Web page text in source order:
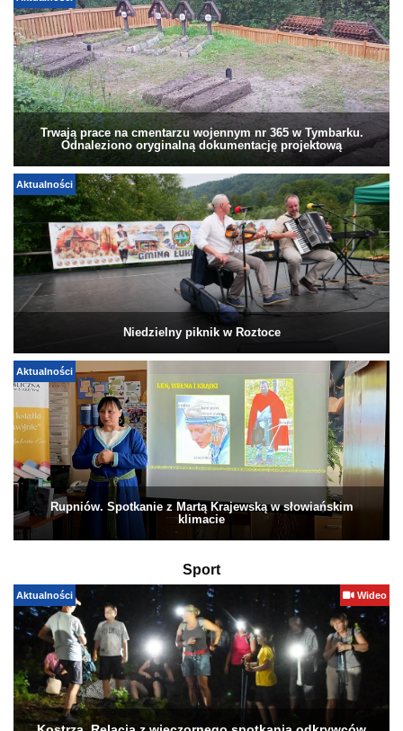
Trwają prace na cmentarzu wojennym nr 365 w Tymbarku.
Odnaleziono oryginalną dokumentację projektową
Aktualności
Niedzielny piknik w Roztoce
Aktualności
Rupniów. Spotkanie z Martą Krajewską w słowiańskim
klimacie
Sport
Aktualności Wideo